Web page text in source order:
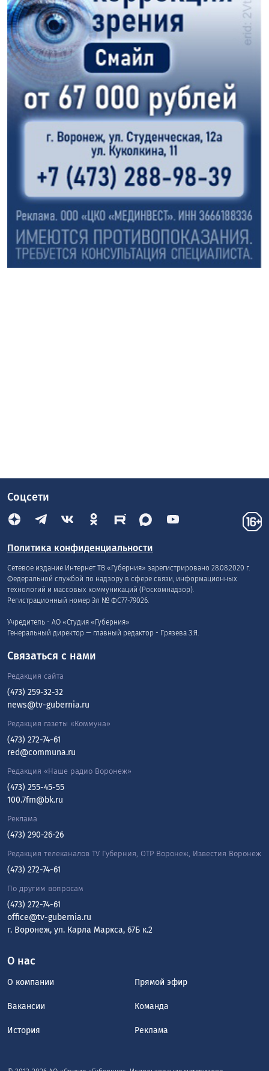
Соцсети
Политика конфиденциальности
Сетевое издание Интернет ТВ «Губерния» зарегистрировано 28.08.2020 г.
Федеральной службой по надзору в сфере связи, информационных
технологий и массовых коммуникаций (Роскомнадзор).
Регистрационный номер Эл № ФС77-79026.
Учредитель - АО «Студия «Губерния»
Генеральный директор — главный редактор - Грязева З.Я.
О нас
О компании Прямой эфир
Вакансии Команда
История Реклама
Связаться с нами
Редакция сайта
(473) 259-32-32
news@tv-gubernia.ru
Редакция газеты «Коммуна»
(473) 272-74-61
red@communa.ru
Редакция «Наше радио Воронеж»
(473) 255-45-55
100.7fm@bk.ru
Реклама
(473) 290-26-26
Редакция телеканалов TV Губерния, ОТР Воронеж, Известия Воронеж
(473) 272-74-61
По другим вопросам
(473) 272-74-61
office@tv-gubernia.ru
г. Воронеж, ул. Карла Маркса, 67Б к.2